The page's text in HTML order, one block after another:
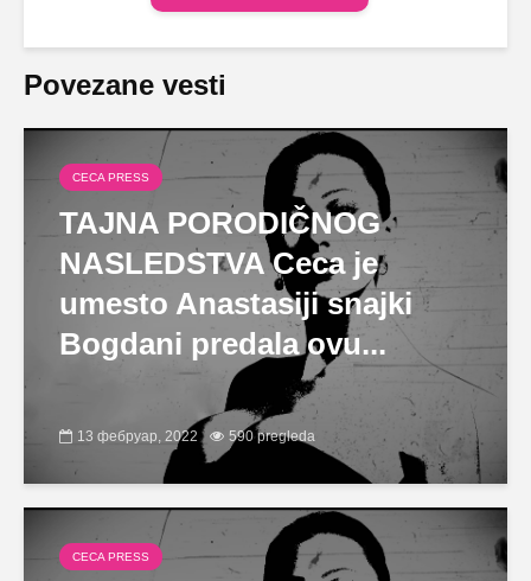
Povezane vesti
CECA PRESS
TAJNA PORODIČNOG
NASLEDSTVA Ceca je
umesto Anastasiji snajki
Bogdani predala ovu...
13 фебруар, 2022 590 pregleda
CECA PRESS